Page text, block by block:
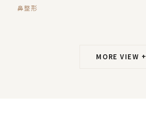
鼻整形
MORE VIEW +